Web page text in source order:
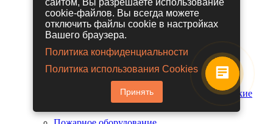
Дрели пневматические
Другие пневмоинструменты
Заклепочники пневматические
Наборы пневмоинструмента
Пистолеты пневматические
Расходные материалы для
пневмоинструментов
Шланги для пневмоинструментов
Шлифовальные машины пневматические
сайтом, Вы разрешаете использование
cookie-файлов. Вы всегда можете
отключить файлы cookie в настройках
Вашего браузера.
Политика конфиденциальности
Политика использования Cookies
Принять